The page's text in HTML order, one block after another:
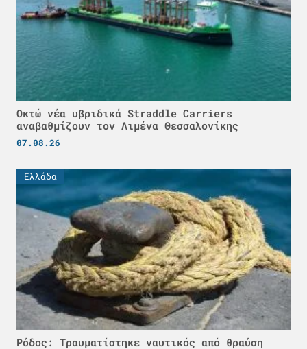
Οκτώ νέα υβριδικά Straddle Carriers
αναβαθμίζουν τον Λιμένα Θεσσαλονίκης
07.08.26
Ελλάδα
Ρόδος: Τραυματίστηκε ναυτικός από θραύση